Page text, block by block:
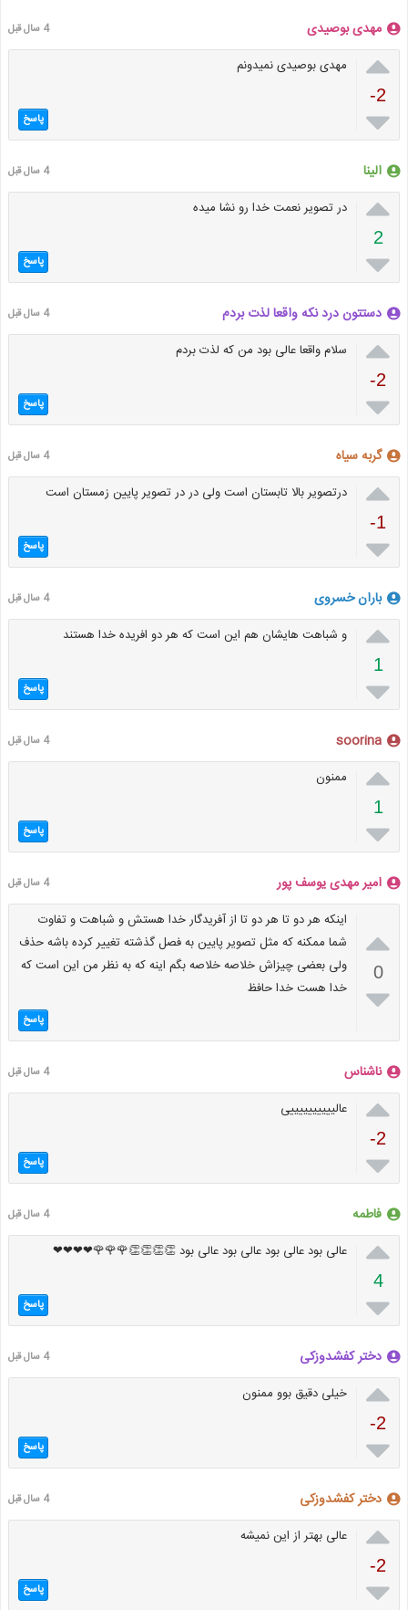
مهدی بوصیدی 4 سال قبل

-2

مهدی بوصیدی نمیدونم
پاسخ
الینا 4 سال قبل

2

در تصویر نعمت خدا رو نشا میده
پاسخ
دستتون درد نکه واقعا لذت بردم 4 سال قبل

-2

سلام واقعا عالی بود من که لذت بردم
پاسخ
گربه سیاه 4 سال قبل

-1

درتصویر بالا تابستان است ولی در در تصویر پایین زمستان است
پاسخ
باران خسروی 4 سال قبل

1

و شباهت هایشان هم این است که هر دو افریده خدا هستند
پاسخ
soorina 4 سال قبل

1

ممنون
پاسخ
امیر مهدی یوسف پور 4 سال قبل

0

اینکه هر دو تا هر دو تا از آفریدگار خدا هستش و شباهت و تفاوت
شما ممکنه که مثل تصویر پایین به فصل گذشته تغییر کرده باشه حذف
ولی بعضی چیزاش خلاصه خلاصه بگم اینه که به نظر من این است که
خدا هست خدا حافظ
پاسخ
ناشناس 4 سال قبل

-2

عالییییییییییی
پاسخ
فاطمه 4 سال قبل

4

عالی بود عالی بود عالی بود عالی بود 👏👏👏👏🌹🌹🌹❤❤❤❤
پاسخ
دختر کفشدوزکی 4 سال قبل

-2

خیلی دقیق بوو ممنون
پاسخ
دختر کفشدوزکی 4 سال قبل

-2

عالی بهتر از این نمیشه
پاسخ